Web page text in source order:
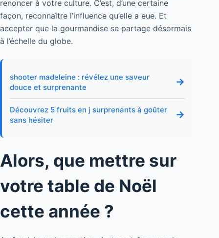
renoncer à votre culture. C’est, d’une certaine
façon, reconnaître l’influence qu’elle a eue. Et
accepter que la gourmandise se partage désormais
à l’échelle du globe.
shooter madeleine : révélez une saveur
douce et surprenante
→
Découvrez 5 fruits en j surprenants à goûter
sans hésiter
→
Alors, que mettre sur
votre table de Noël
cette année ?